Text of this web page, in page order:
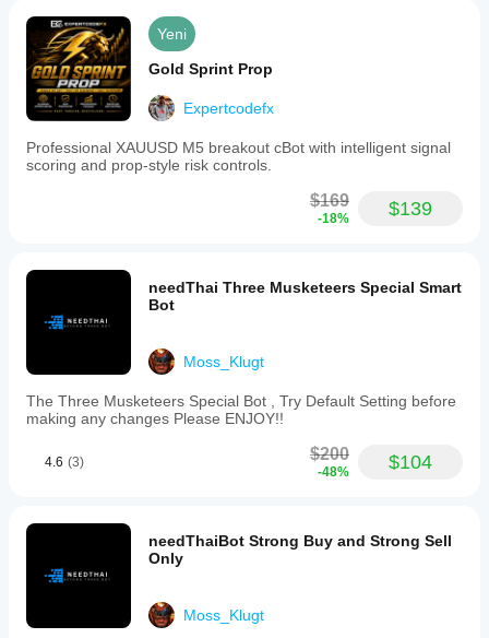
Yeni
Gold Sprint Prop
Expertcodefx
Professional XAUUSD M5 breakout cBot with intelligent signal
scoring and prop-style risk controls.
$169
-18% $139
needThai Three Musketeers Special Smart
Bot
Moss_Klugt
The Three Musketeers Special Bot , Try Default Setting before
making any changes Please ENJOY!!
4.6 (3) $200
-48% $104
needThaiBot Strong Buy and Strong Sell
Only
Moss_Klugt